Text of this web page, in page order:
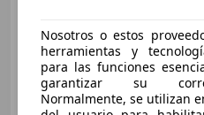
Nosotros o estos
herramientas y
para las funciones
garantizar su
Normalmente, se utilizan